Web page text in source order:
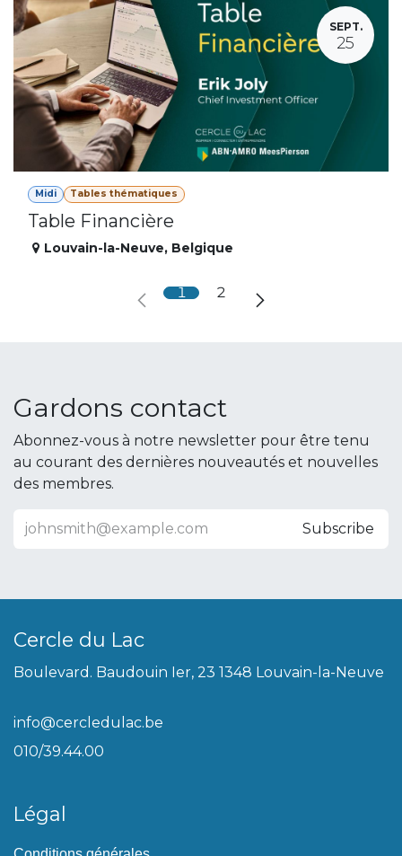
SEPT.
25
Midi Tables thématiques
Table Financière
Louvain-la-Neuve, Belgique
1 2
Gardons contact
Abonnez-vous à notre newsletter pour être tenu
au courant des dernières nouveautés et nouvelles
des membres.
Subscribe
Cercle du Lac
Boulevard. Baudouin Ier, 23 1348 Louvain-la-Neuve
info@cercledulac.be
010/39.44.00
Légal